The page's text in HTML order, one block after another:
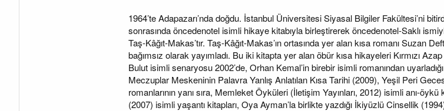
1964’te Adapazarı’nda doğdu. İstanbul Üniversitesi Siyasal Bilgiler Fakültesi’ni
sonrasında öncedenotel isimli hikaye kitabıyla birleştirerek öncedenotel-Saklı
Taş-Kâğıt-Makas’tır. Taş-Kâğıt-Makas’ın ortasında yer alan kısa romanı Suzan
bağımsız olarak yayımladı. Bu iki kitapta yer alan öbür kısa hikayeleri Kırmızı
Bulut isimli senaryosu 2002’de, Orhan Kemal’in birebir isimli romanından
Meczuplar Meskeninin Palavra Yanlış Anlatılan Kısa Tarihi (2009), Yeşil Peri
romanlarının yanı sıra, Memleket Öyküleri (İletişim Yayınları, 2012) isimli anı-
(2007) isimli yaşantı kitapları, Oya Ayman’la birlikte yazdığı İkiyüzlü Cinsellik